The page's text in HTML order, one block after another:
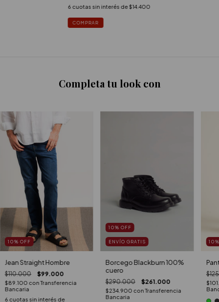
6 cuotas sin interés de$14.400
Completa tu look con
10% OFF
Jean Straight Hombre
$110.000 $99.000
$89.100 con Transferencia
Bancaria
6 cuotas sin interés de
10% OFF
ENVÍO GRATIS
Borcego Blackburn 100%
cuero
$290.000 $261.000
$234.900 con Transferencia
Bancaria
10